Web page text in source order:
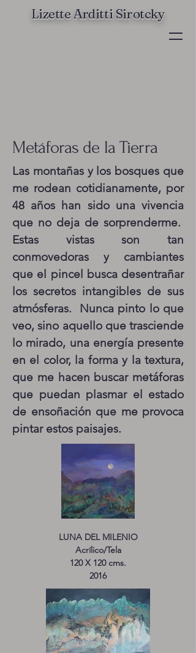
Lizette Arditti Sirotcky
Metáforas de la Tierra
Las montañas y los bosques que
me rodean cotidianamente, por
48 años han sido una vivencia
que no deja de sorprenderme.
Estas vistas son tan
conmovedoras y cambiantes
que el pincel busca desentrañar
los secretos intangibles de sus
atmósferas. Nunca pinto lo que
veo, sino aquello que trasciende
lo mirado, una energía presente
en el color, la forma y la textura,
que me hacen buscar metáforas
que puedan plasmar el estado
de ensoñación que me provoca
pintar estos paisajes.
LUNA DEL MILENIO
Acrílico/Tela
120 X 120 cms.
2016